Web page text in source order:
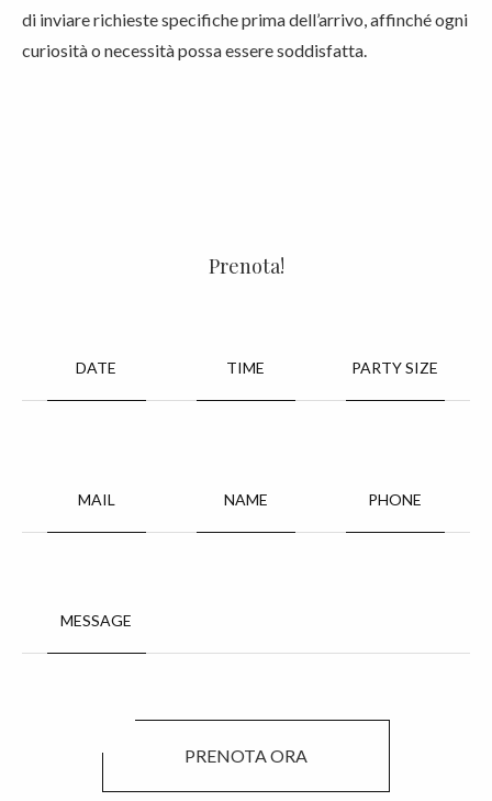
di inviare richieste specifiche prima dell’arrivo, affinché ogni
curiosità o necessità possa essere soddisfatta.
Prenota!
DATE TIME PARTY SIZE
MAIL NAME PHONE
MESSAGE
PRENOTA ORA